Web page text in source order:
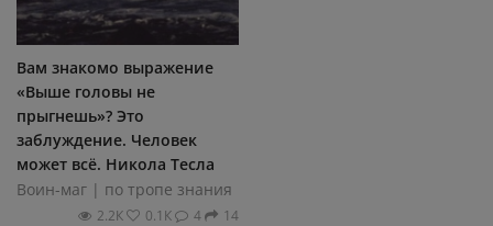
Вам знакомо выражение
«Выше головы не
прыгнешь»? Это
заблуждение. Человек
может всё. Никола Тесла
Воин-маг | по тропе знания
2.2К 0.1К 4 14